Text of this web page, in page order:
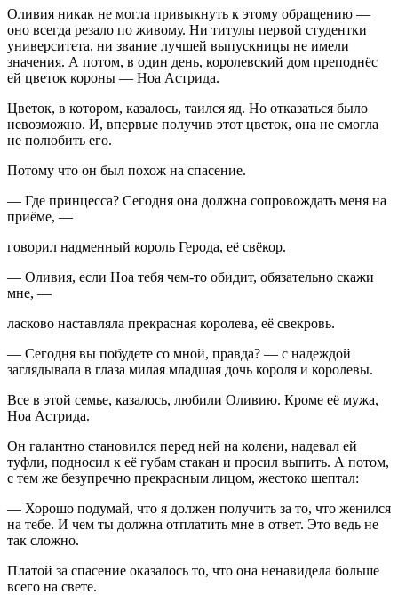
Оливия никак не могла привыкнуть к этому обращению —
оно всегда резало по живому. Ни титулы первой студентки
университета, ни звание лучшей выпускницы не имели
значения. А потом, в один день, королевский дом преподнёс
ей цветок короны — Ноа Астрида.
Цветок, в котором, казалось, таился яд. Но отказаться было
невозможно. И, впервые получив этот цветок, она не смогла
не полюбить его.
Потому что он был похож на спасение.
— Где принцесса? Сегодня она должна сопровождать меня на
приёме, —
говорил надменный король Герода, её свёкор.
— Оливия, если Ноа тебя чем-то обидит, обязательно скажи
мне, —
ласково наставляла прекрасная королева, её свекровь.
— Сегодня вы побудете со мной, правда? — с надеждой
заглядывала в глаза милая младшая дочь короля и королевы.
Все в этой семье, казалось, любили Оливию. Кроме её мужа,
Ноа Астрида.
Он галантно становился перед ней на колени, надевал ей
туфли, подносил к её губам стакан и просил выпить. А потом,
с тем же безупречно прекрасным лицом, жестоко шептал:
— Хорошо подумай, что я должен получить за то, что женился
на тебе. И чем ты должна отплатить мне в ответ. Это ведь не
так сложно.
Платой за спасение оказалось то, что она ненавидела больше
всего на свете.